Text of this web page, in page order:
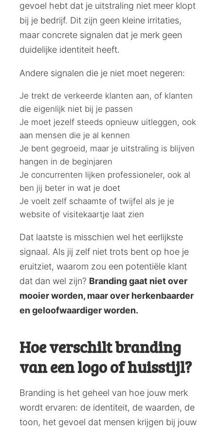
gevoel hebt dat je uitstraling niet meer klopt
bij je bedrijf. Dit zijn geen kleine irritaties,
maar concrete signalen dat je merk geen
duidelijke identiteit heeft.
Andere signalen die je niet moet negeren:
Je trekt de verkeerde klanten aan, of klanten
die eigenlijk niet bij je passen
Je moet jezelf steeds opnieuw uitleggen, ook
aan mensen die je al kennen
Je bent gegroeid, maar je uitstraling is blijven
hangen in de beginjaren
Je concurrenten lijken professioneler, ook al
ben jij beter in wat je doet
Je voelt zelf schaamte of twijfel als je je
website of visitekaartje laat zien
Dat laatste is misschien wel het eerlijkste
signaal. Als jij zelf niet trots bent op hoe je
eruitziet, waarom zou een potentiële klant
dat dan wel zijn? Branding gaat niet over
mooier worden, maar over herkenbaarder
en geloofwaardiger worden.
Hoe verschilt branding
van een logo of huisstijl?
Branding is het geheel van hoe jouw merk
wordt ervaren: de identiteit, de waarden, de
toon, het gevoel dat mensen krijgen bij jouw